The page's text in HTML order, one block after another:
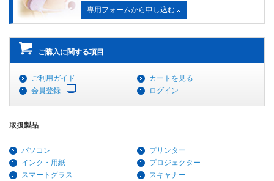
専用フォームから申し込む
ご購入に関する項目
ご利用ガイド
カートを見る
会員登録
ログイン
取扱製品
パソコン
プリンター
インク・用紙
プロジェクター
スマートグラス
スキャナー